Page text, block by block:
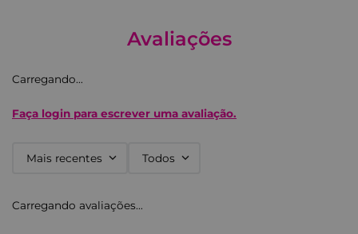
Avaliações
Carregando…
Faça login para escrever uma avaliação.
Mais recentes Todos
Carregando avaliações…